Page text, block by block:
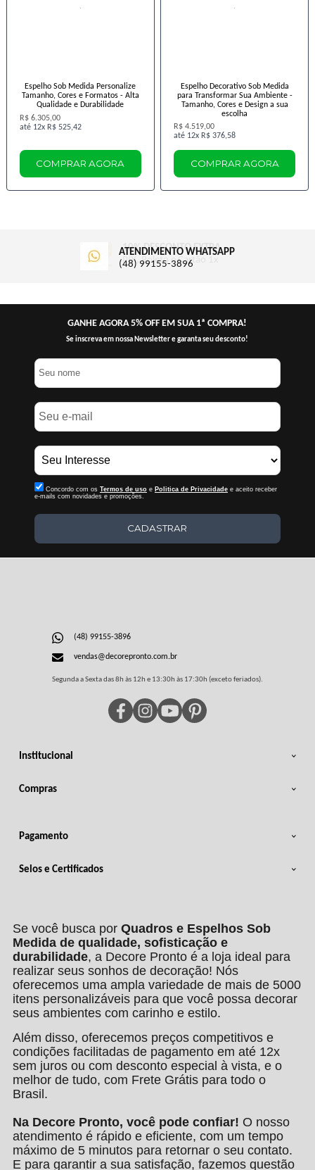
Espelho Sob Medida Personalize
Tamanho, Cores e Formatos - Alta
Qualidade e Durabilidade
R$ 6.305,00
12x R$ 525,42
COMPRAR AGORA
Espelho Decorativo Sob Medida
para Transformar Sua Ambiente -
Tamanho, Cores e Design a sua
escolha
R$ 4.519,00
12x R$ 376,58
COMPRAR AGORA
ATENDIMENTO WHATSAPP
(48) 99155-3896
GANHE AGORA 5% OFF EM SUA 1ª COMPRA!
Se inscreva em nossa Newsletter e garanta seu desconto!
Concordo com os Termos de uso e Politica de Privacidadee aceito receber
e-mails com novidades e promoções.
CADASTRAR
Institucional
Compras
(48) 99155-3896
vendas@decorepronto.com.br
Segunda a Sexta das 8h às 12h e 13:30h às 17:30h (exceto feriados).
Pagamento
Selos e Certificados
Se você busca por Quadros e Espelhos Sob
Medida de qualidade, sofisticação e
durabilidade, a Decore Pronto é a loja ideal para
realizar seus sonhos de decoração! Nós
oferecemos uma ampla variedade de mais de 5000
itens personalizáveis para que você possa decorar
seus ambientes com carinho e estilo.
Além disso, oferecemos preços competitivos e
condições facilitadas de pagamento em até 12x
sem juros ou com desconto especial à vista, e o
melhor de tudo, com Frete Grátis para todo o
Brasil.
Na Decore Pronto, você pode confiar! O nosso
atendimento é rápido e eficiente, com um tempo
máximo de 5 minutos para retornar o seu contato.
E para garantir a sua satisfação, fazemos questão